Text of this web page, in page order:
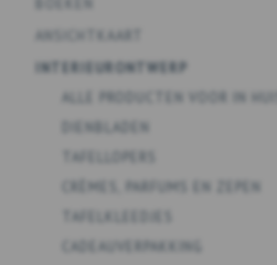
ANSICHTKAART
INTERIEURONTWERP
ALLE PRODUCTEN VOOR IN HUIS
DIENBLADEN
TAFELLOPERS
CRÈMES, PARFUMS EN ZEPEN
TAFELKLEEDJES
CADEAUVERPAKKING